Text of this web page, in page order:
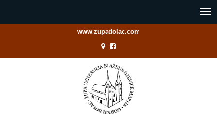
www.zupadolac.com